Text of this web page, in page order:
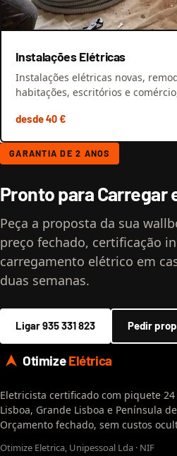
Instalações Elétricas
Instalações elétricas novas,
habitações, escritórios e
desde 40 €
GARANTIA DE 2 ANOS
Pronto para Carregar
Peça a proposta da sua
preço fechado, certificação
carregamento elétrico em
duas semanas.
Ligar 935 331 823 Pedir
OtimizeElétrica
Eletricista certificado com piquete
Lisboa, Grande Lisboa e Península
Orçamento fechado, sem custos
Otimize Eletrica, Unipessoal Lda · NIF